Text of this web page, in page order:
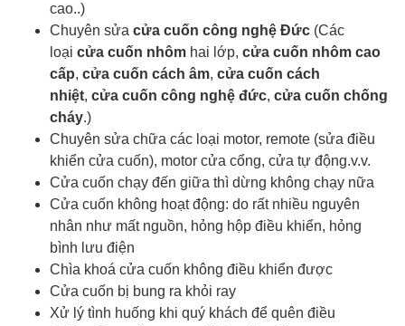
cao..)
Chuyên sửa cửa cuốn công nghệ Đức (Các
loại cửa cuốn nhôm hai lớp, cửa cuốn nhôm cao
cấp, cửa cuốn cách âm, cửa cuốn cách
nhiệt, cửa cuốn công nghệ đức, cửa cuốn chống
cháy.)
Chuyên sửa chữa các loại motor, remote (sửa điều
khiển cửa cuốn), motor cửa cổng, cửa tự động.v.v.
Cửa cuốn chạy đến giữa thì dừng không chạy nữa
Cửa cuốn không hoạt động: do rất nhiều nguyên
nhân như mất nguồn, hỏng hộp điều khiển, hỏng
bình lưu điện
Chìa khoá cửa cuốn không điều khiển được
Cửa cuốn bị bung ra khỏi ray
Xử lý tình huống khi quý khách để quên điều